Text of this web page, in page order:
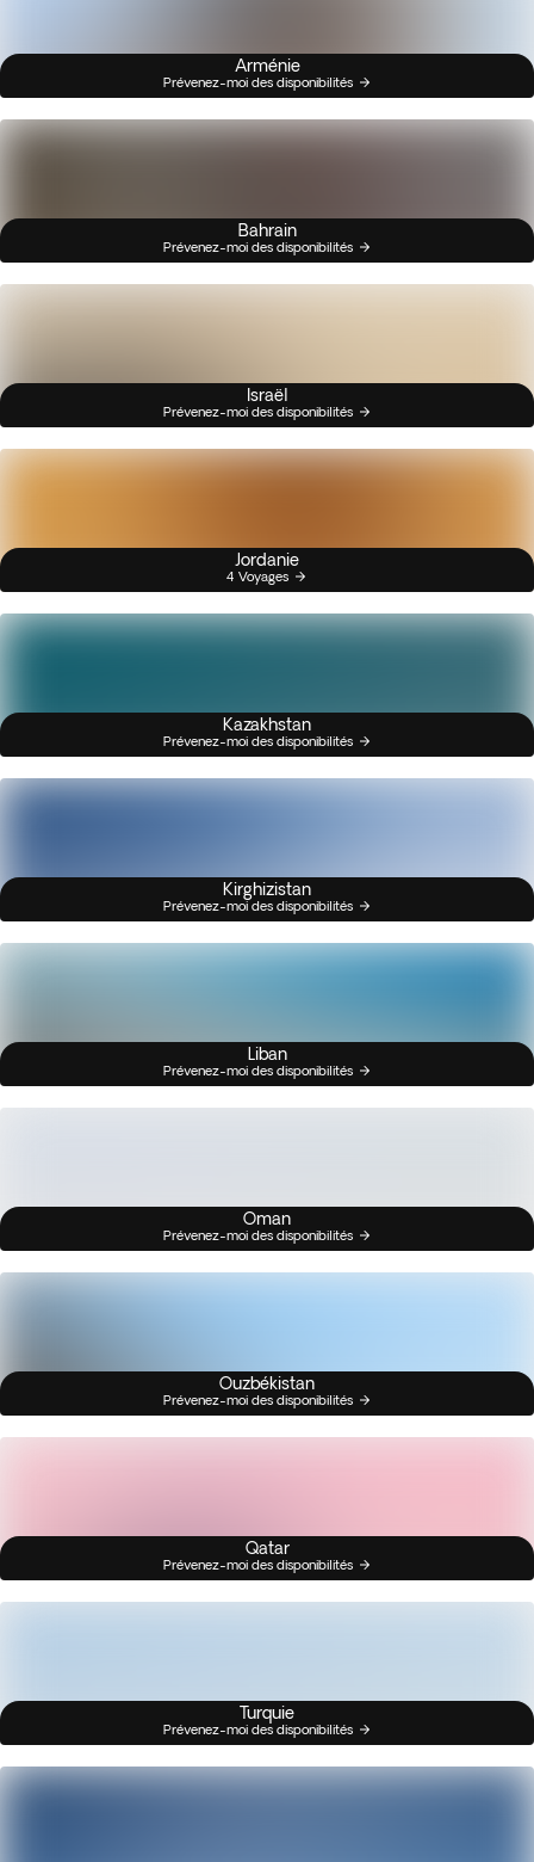
Arménie
Prévenez-moi des disponibilités
Bahrain
Prévenez-moi des disponibilités
Israël
Prévenez-moi des disponibilités
Jordanie
4 Voyages
Kazakhstan
Prévenez-moi des disponibilités
Kirghizistan
Prévenez-moi des disponibilités
Liban
Prévenez-moi des disponibilités
Oman
Prévenez-moi des disponibilités
Ouzbékistan
Prévenez-moi des disponibilités
Qatar
Prévenez-moi des disponibilités
Turquie
Prévenez-moi des disponibilités